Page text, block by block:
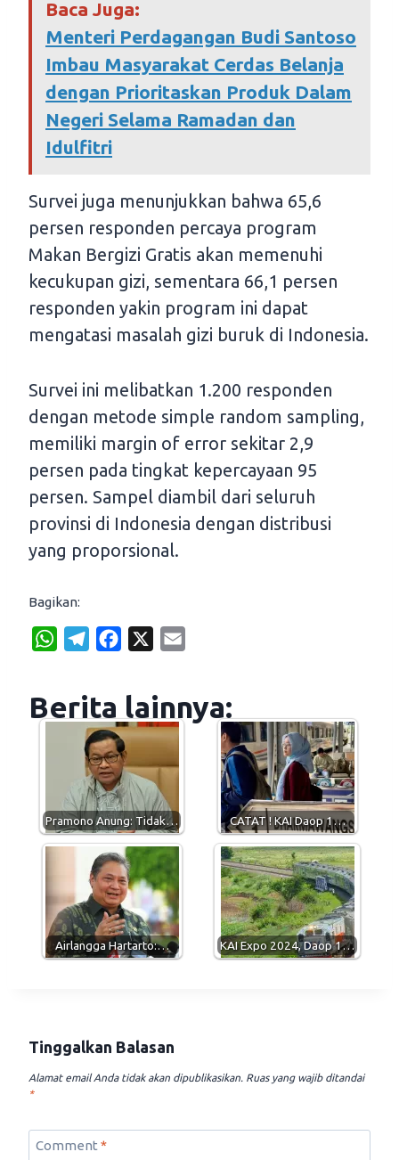
Baca Juga:
Menteri Perdagangan Budi Santoso
Imbau Masyarakat Cerdas Belanja
dengan Prioritaskan Produk Dalam
Negeri Selama Ramadan dan
Idulfitri
Survei juga menunjukkan bahwa 65,6
persen responden percaya program
Makan Bergizi Gratis akan memenuhi
kecukupan gizi, sementara 66,1 persen
responden yakin program ini dapat
mengatasi masalah gizi buruk di Indonesia.
Survei ini melibatkan 1.200 responden
dengan metode simple random sampling,
memiliki margin of error sekitar 2,9
persen pada tingkat kepercayaan 95
persen. Sampel diambil dari seluruh
provinsi di Indonesia dengan distribusi
yang proporsional.
Bagikan:
W
t
p
e
g
r
a
m
e
b
o
o
k
i
Berita lainnya:
Pramono Anung: Tidak… CATAT ! KAI Daop 1…
Airlangga Hartarto:… KAI Expo 2024, Daop 1…
Tinggalkan Balasan
Alamat email Anda tidak akan dipublikasikan. Ruas yang wajib ditandai
*
Comment*